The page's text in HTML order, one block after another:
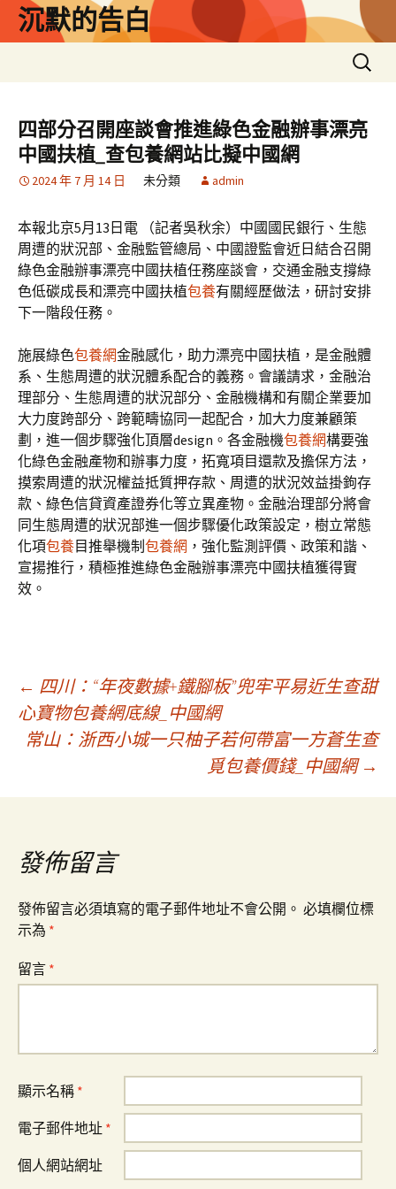
沉默的告白
搜
尋
鍵
字:
四部分召開座談會推進綠色金融辦事漂亮
中國扶植_查包養網站比擬中國網
2024 年 7 月 14 日 未分類 admin
本報北京5月13日電 （記者吳秋余）中國國民銀行、生態
周遭的狀況部、金融監管總局、中國證監會近日結合召開
綠色金融辦事漂亮中國扶植任務座談會，交通金融支撐綠
色低碳成長和漂亮中國扶植包養有關經歷做法，研討安排
下一階段任務。
施展綠色包養網金融感化，助力漂亮中國扶植，是金融體
系、生態周遭的狀況體系配合的義務。會議請求，金融治
理部分、生態周遭的狀況部分、金融機構和有關企業要加
大力度跨部分、跨範疇協同一起配合，加大力度兼顧策
劃，進一個步驟強化頂層design。各金融機包養網構要強
化綠色金融產物和辦事力度，拓寬項目還款及擔保方法，
摸索周遭的狀況權益抵質押存款、周遭的狀況效益掛鉤存
款、綠色信貸資產證券化等立異產物。金融治理部分將會
同生態周遭的狀況部進一個步驟優化政策設定，樹立常態
化項包養目推舉機制 包養網 ，強化監測評價、政策和諧、
宣揚推行，積極推進綠色金融辦事漂亮中國扶植獲得實
效。
文
章
導
覽
← 四川：“年夜數據+鐵腳板”兜牢平易近生查甜
心寶物包養網底線_中國網
常山：浙西小城一只柚子若何帶富一方蒼生查
覓包養價錢_中國網 →
發佈留言
發佈留言必須填寫的電子郵件地址不會公開。 必填欄位標
示為 *
留言 *
顯示名稱 *
電子郵件地址 *
個人網站網址